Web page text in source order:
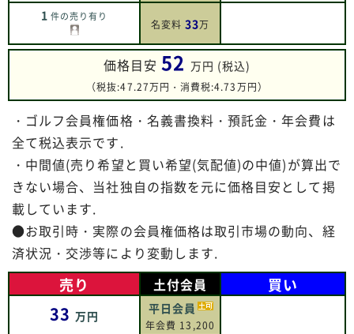
1 件の売り有り
名変料33万
価格目安52 万円 (税込)
（税抜:47.27万円・消費税:4.73万円）
・ゴルフ会員権価格・名義書換料・預託金・年会費は
全て税込表示です.
・中間値(売り希望と買い希望(気配値)の中値)が算出で
きない場合、当社独自の指数を元に価格目安として掲
載しています.
●お取引時・実際の会員権価格は取引市場の動向、経
済状況・交渉等により変動します.
売り
33万円
土付会員
平日会員
年会費 13,200
買い